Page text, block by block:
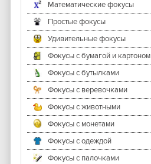
Математические фокусы
Простые фокусы
Удивительные фокусы
Фокусы с бумагой и картоном
Фокусы с бутылками
Фокусы с веревочками
Фокусы с животными
Фокусы с монетами
Фокусы с одеждой
Фокусы с палочками